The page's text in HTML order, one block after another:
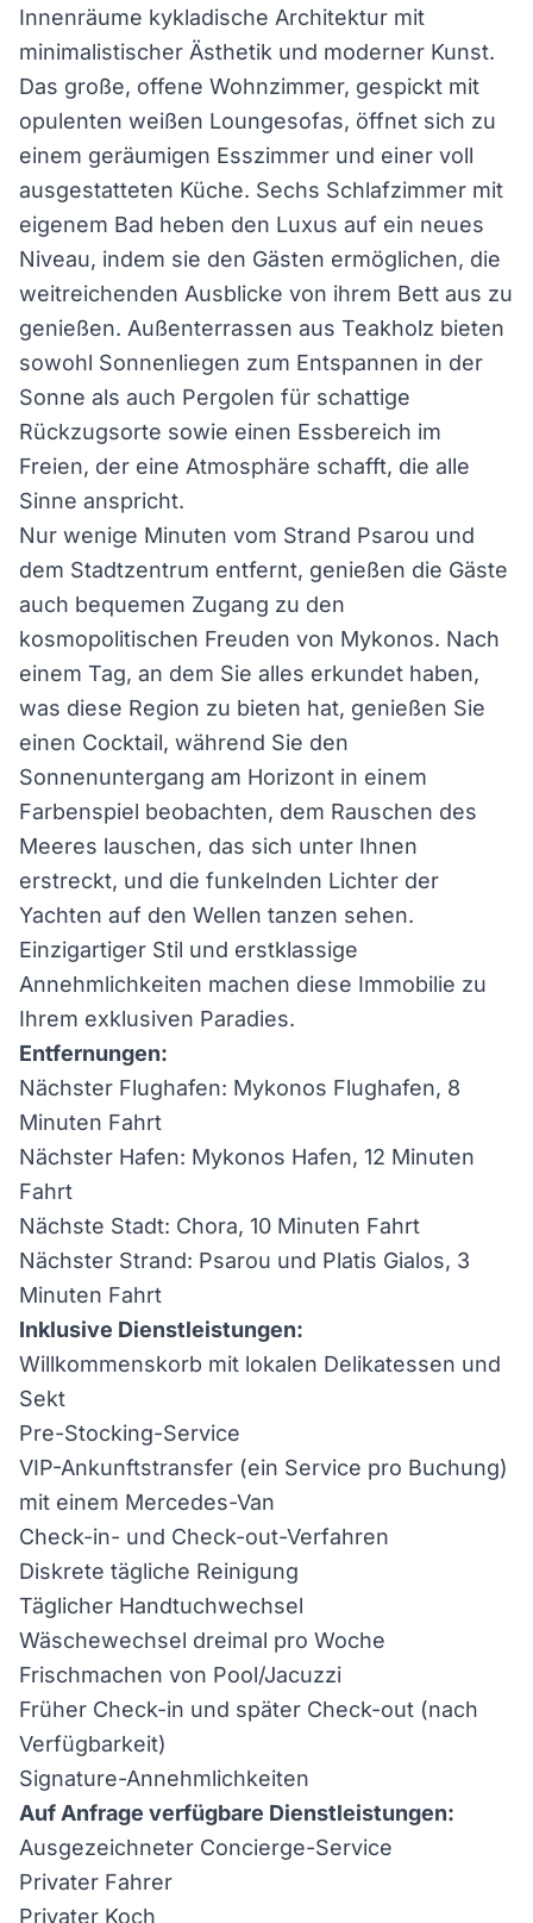
Innenräume kykladische Architektur mit
minimalistischer Ästhetik und moderner Kunst.
Das große, offene Wohnzimmer, gespickt mit
opulenten weißen Loungesofas, öffnet sich zu
einem geräumigen Esszimmer und einer voll
ausgestatteten Küche. Sechs Schlafzimmer mit
eigenem Bad heben den Luxus auf ein neues
Niveau, indem sie den Gästen ermöglichen, die
weitreichenden Ausblicke von ihrem Bett aus zu
genießen. Außenterrassen aus Teakholz bieten
sowohl Sonnenliegen zum Entspannen in der
Sonne als auch Pergolen für schattige
Rückzugsorte sowie einen Essbereich im
Freien, der eine Atmosphäre schafft, die alle
Sinne anspricht.
Nur wenige Minuten vom Strand Psarou und
dem Stadtzentrum entfernt, genießen die Gäste
auch bequemen Zugang zu den
kosmopolitischen Freuden von Mykonos. Nach
einem Tag, an dem Sie alles erkundet haben,
was diese Region zu bieten hat, genießen Sie
einen Cocktail, während Sie den
Sonnenuntergang am Horizont in einem
Farbenspiel beobachten, dem Rauschen des
Meeres lauschen, das sich unter Ihnen
erstreckt, und die funkelnden Lichter der
Yachten auf den Wellen tanzen sehen.
Einzigartiger Stil und erstklassige
Annehmlichkeiten machen diese Immobilie zu
Ihrem exklusiven Paradies.
Entfernungen:
Nächster Flughafen: Mykonos Flughafen, 8
Minuten Fahrt
Nächster Hafen: Mykonos Hafen, 12 Minuten
Fahrt
Nächste Stadt: Chora, 10 Minuten Fahrt
Nächster Strand: Psarou und Platis Gialos, 3
Minuten Fahrt
Inklusive Dienstleistungen:
Willkommenskorb mit lokalen Delikatessen und
Sekt
Pre-Stocking-Service
VIP-Ankunftstransfer (ein Service pro Buchung)
mit einem Mercedes-Van
Check-in- und Check-out-Verfahren
Diskrete tägliche Reinigung
Täglicher Handtuchwechsel
Wäschewechsel dreimal pro Woche
Frischmachen von Pool/Jacuzzi
Früher Check-in und später Check-out (nach
Verfügbarkeit)
Signature-Annehmlichkeiten
Auf Anfrage verfügbare Dienstleistungen:
Ausgezeichneter Concierge-Service
Privater Fahrer
Privater Koch